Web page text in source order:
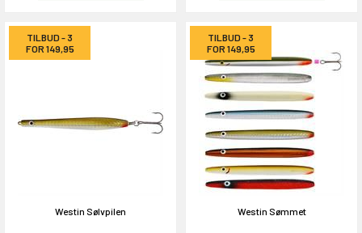
TILBUD - 3
FOR 149,95
Westin Sølvpilen
TILBUD - 3
FOR 149,95
Westin Sømmet